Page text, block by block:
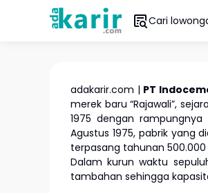
Cari
adakarir.com | PT
merek baru “Rajawali”,
1975 dengan
Agustus 1975, pabrik yang
terpasang tahunan
Dalam kurun waktu
tambahan sehingga